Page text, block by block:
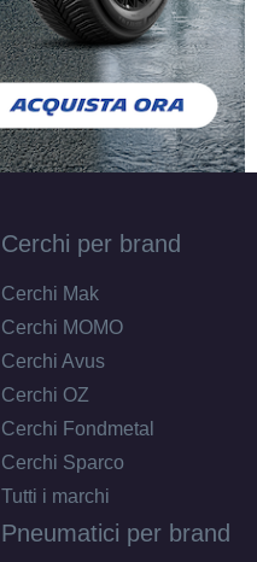
Cerchi per brand
Cerchi Mak
Cerchi MOMO
Cerchi Avus
Cerchi OZ
Cerchi Fondmetal
Cerchi Sparco
Tutti i marchi
Pneumatici per brand